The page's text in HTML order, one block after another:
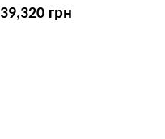
39,320 грн